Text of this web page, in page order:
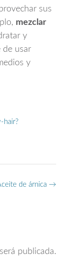
sus
mezclar
y
de usar
y
hair?
de árnica →
publicada.